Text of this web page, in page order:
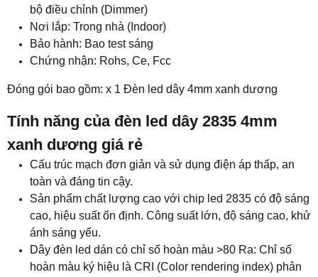
bộ điều chỉnh (Dimmer)
Nơi lắp: Trong nhà (Indoor)
Bảo hành: Bao test sáng
Chứng nhận: Rohs, Ce, Fcc
Đóng gói bao gồm: x 1 Đèn led dây 4mm xanh dương
Tính năng của đèn led dây 2835 4mm
xanh dương giá rẻ
Cấu trúc mạch đơn giản và sử dụng điện áp thấp, an
toàn và đáng tin cậy.
Sản phẩm chất lượng cao với chip led 2835 có độ sáng
cao, hiệu suất ổn định. Công suất lớn, độ sáng cao, khử
ánh sáng yếu.
Dây đèn led dán có chỉ số hoàn màu >80 Ra: Chỉ số
hoàn màu ký hiệu là CRI (Color rendering index) phản